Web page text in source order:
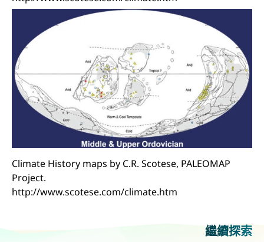
Climate History maps by C.R. Scotese, PALEOMAP
Project.
http://www.scotese.com/climate.htm
繼續探索